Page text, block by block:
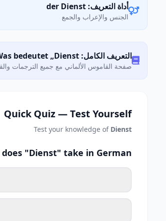
أداة التعريف: der Dienst
الجنس والإعراب والجمع
التعريف الكامل: Was bedeutet „Dienst"?
صفحة القاموس الألماني مع جميع الترجمات
Quick Quiz — Test Yourself
Test your knowledge of Dienst
"Dienst" take in German?